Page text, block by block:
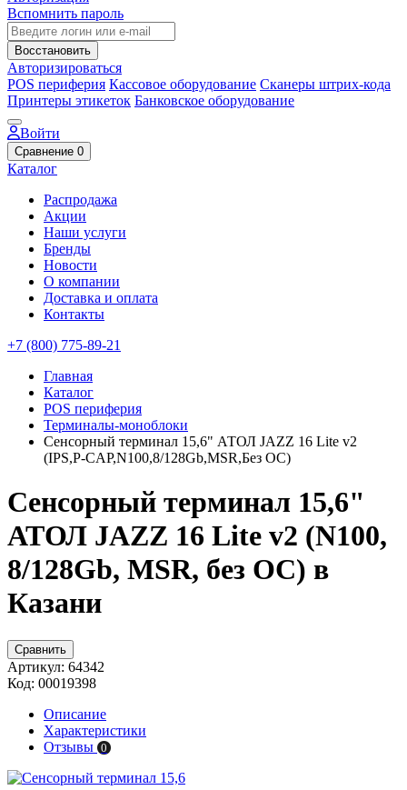
Вспомнить пароль
Восстановить
Авторизироваться
POS периферия Кассовое оборудование Сканеры штрих-кода
Принтеры этикеток Банковское оборудование
Войти
Сравнение 0
Каталог
Распродажа
Акции
Наши услуги
Бренды
Новости
О компании
Доставка и оплата
Контакты
+7 (800) 775-89-21
Главная
Каталог
POS периферия
Терминалы-моноблоки
Сенсорный терминал 15,6" АТОЛ JAZZ 16 Lite v2
(IPS,P-CAP,N100,8/128Gb,MSR,Без ОС)
Сенсорный терминал 15,6"
АТОЛ JAZZ 16 Lite v2 (N100,
8/128Gb, MSR, без ОС) в
Казани
Сравнить
Артикул: 64342
Код: 00019398
Описание
Характеристики
Отзывы 0